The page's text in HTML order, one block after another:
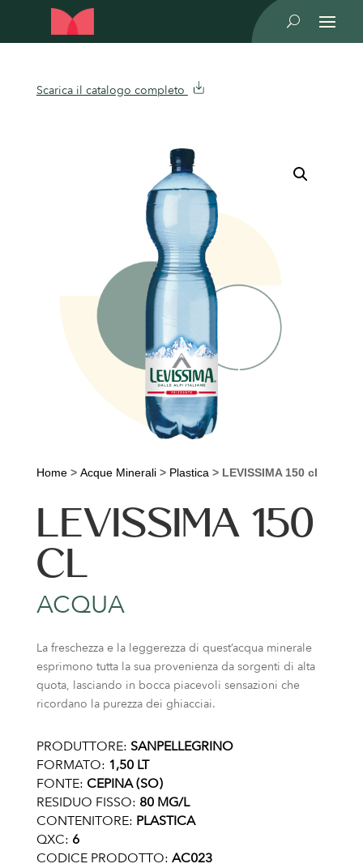
U
Scarica il catalogo completo
Home> Acque Minerali> Plastica > LEVISSIMA 150 cl
LEVISSIMA 150
CL
ACQUA
La freschezza e la leggerezza di quest’acqua minerale
esprimono tutta la sua provenienza da sorgenti di alta
quota, lasciando in bocca piacevoli sensazioni che
ricordano la purezza dei ghiacciai.
PRODUTTORE: SANPELLEGRINO
FORMATO: 1,50 LT
FONTE: CEPINA (SO)
RESIDUO FISSO: 80 MG/L
CONTENITORE: PLASTICA
QXC: 6
CODICE PRODOTTO: AC023